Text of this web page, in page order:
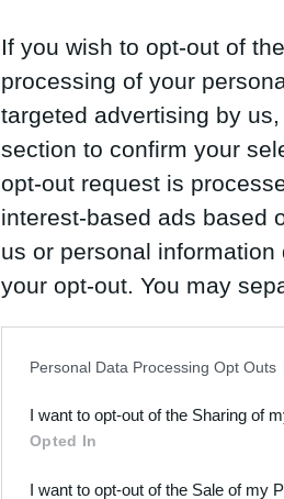
If you wish to opt-out of
processing of your
targeted advertising by
section to confirm your
opt-out request is
interest-based ads based
us or personal
your opt-out. You may
Downstream Participants
third parties.
Personal Data Processing Opt Outs
I want to opt-out of the Sharing of
Opted In
I want to opt-out of the Sale of my